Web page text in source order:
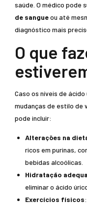
saúde. O médico pode
de sangueou até
diagnóstico mais
O que
Caso os níveis de
mudanças de estilo de
pode incluir:
Alterações na
ricos em purinas,
bebidas alcoólicas.
Hidratação
eliminar o ácido
Exercícios físicos